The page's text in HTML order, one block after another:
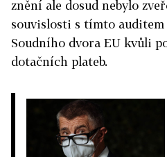
znění ale dosud nebylo
souvislosti s tímto auditem
Soudního dvora EU kvůli
dotačních plateb.